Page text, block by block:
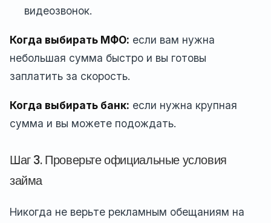
видеозвонок.
Когда выбирать МФО: если вам нужна
небольшая сумма быстро и вы готовы
заплатить за скорость.
Когда выбирать банк: если нужна крупная
сумма и вы можете подождать.
Шаг 3. Проверьте официальные условия
займа
Никогда не верьте рекламным обещаниям на